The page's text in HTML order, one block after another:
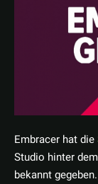
Embracer hat die
Studio hinter
bekannt